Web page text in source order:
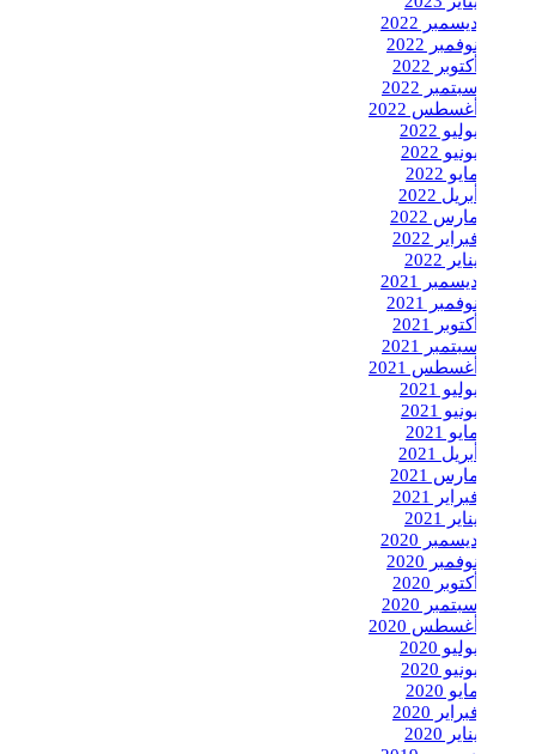
ديسمبر 2022
نوفمبر 2022
أكتوبر 2022
سبتمبر 2022
أغسطس 2022
يوليو 2022
يونيو 2022
مايو 2022
أبريل 2022
مارس 2022
فبراير 2022
يناير 2022
ديسمبر 2021
نوفمبر 2021
أكتوبر 2021
سبتمبر 2021
أغسطس 2021
يوليو 2021
يونيو 2021
مايو 2021
أبريل 2021
مارس 2021
فبراير 2021
يناير 2021
ديسمبر 2020
نوفمبر 2020
أكتوبر 2020
سبتمبر 2020
أغسطس 2020
يوليو 2020
يونيو 2020
مايو 2020
فبراير 2020
يناير 2020